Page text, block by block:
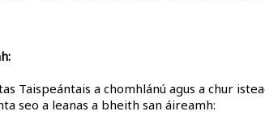
Taispeántais a chomhlánú agus a chur
seo a leanas a bheith san áireamh: